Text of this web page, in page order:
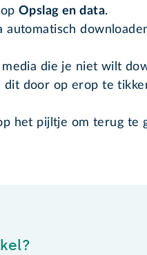
Opslag en data.
die je niet wilt
dit door op erop te
het pijltje om terug te